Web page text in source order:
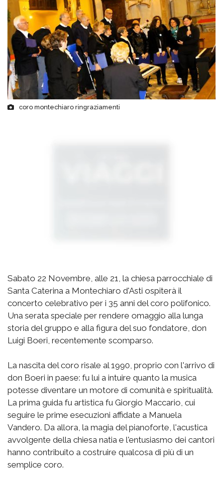
coro montechiaro ringraziamenti
Sabato 22 Novembre, alle 21, la chiesa parrocchiale di
Santa Caterina a Montechiaro d'Asti ospiterà il
concerto celebrativo per i 35 anni del coro polifonico.
Una serata speciale per rendere omaggio alla lunga
storia del gruppo e alla figura del suo fondatore, don
Luigi Boeri, recentemente scomparso.
La nascita del coro risale al 1990, proprio con l'arrivo di
don Boeri in paese: fu lui a intuire quanto la musica
potesse diventare un motore di comunità e spiritualità.
La prima guida fu artistica fu Giorgio Maccario, cui
seguire le prime esecuzioni affidate a Manuela
Vandero. Da allora, la magia del pianoforte, l'acustica
avvolgente della chiesa natia e l'entusiasmo dei cantori
hanno contribuito a costruire qualcosa di più di un
semplice coro.